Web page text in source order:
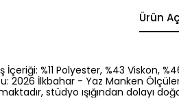
Ürün
İçeriği: %11 Polyester, %43 Viskon,
2026 İlkbahar - Yaz Manken
stüdyo ışığından dolayı